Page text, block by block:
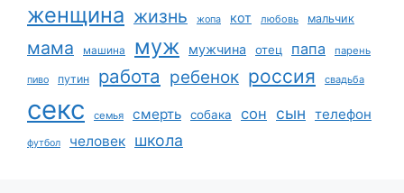
женщина жизнь жопа кот любовь мальчик
мама машина муж мужчина отец папа парень
пиво путин работа ребенок россия свадьба
секс семья смерть собака сон сын телефон
футбол человек школа